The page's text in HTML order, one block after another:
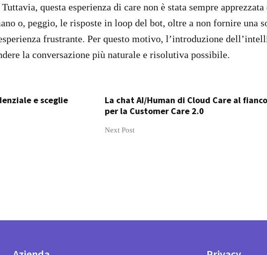
questa esperienza di care non è stata sempre
o, peggio, le risposte in loop del bot, oltre a non fornire una
frustrante. Per questo motivo, l’introduzione
la conversazione più naturale e risolutiva possibile.
e sceglie
La chat AI/Human di Cloud Care al
per la Customer Care 2.0
Next Post